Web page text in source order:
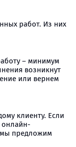
работ. Из них
– минимум
возникнут
или вернем
клиенту. Если
онлайн-
мы предложим